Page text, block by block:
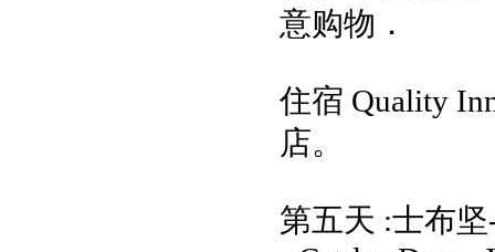
意购物．
住宿 Quality
店。
第五天 :士布